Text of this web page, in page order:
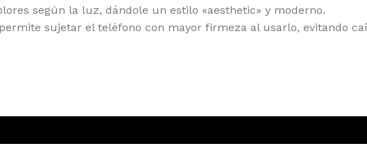
según la luz, dándole un estilo «aesthetic» y moderno.
sujetar el teléfono con mayor firmeza al usarlo, evitando